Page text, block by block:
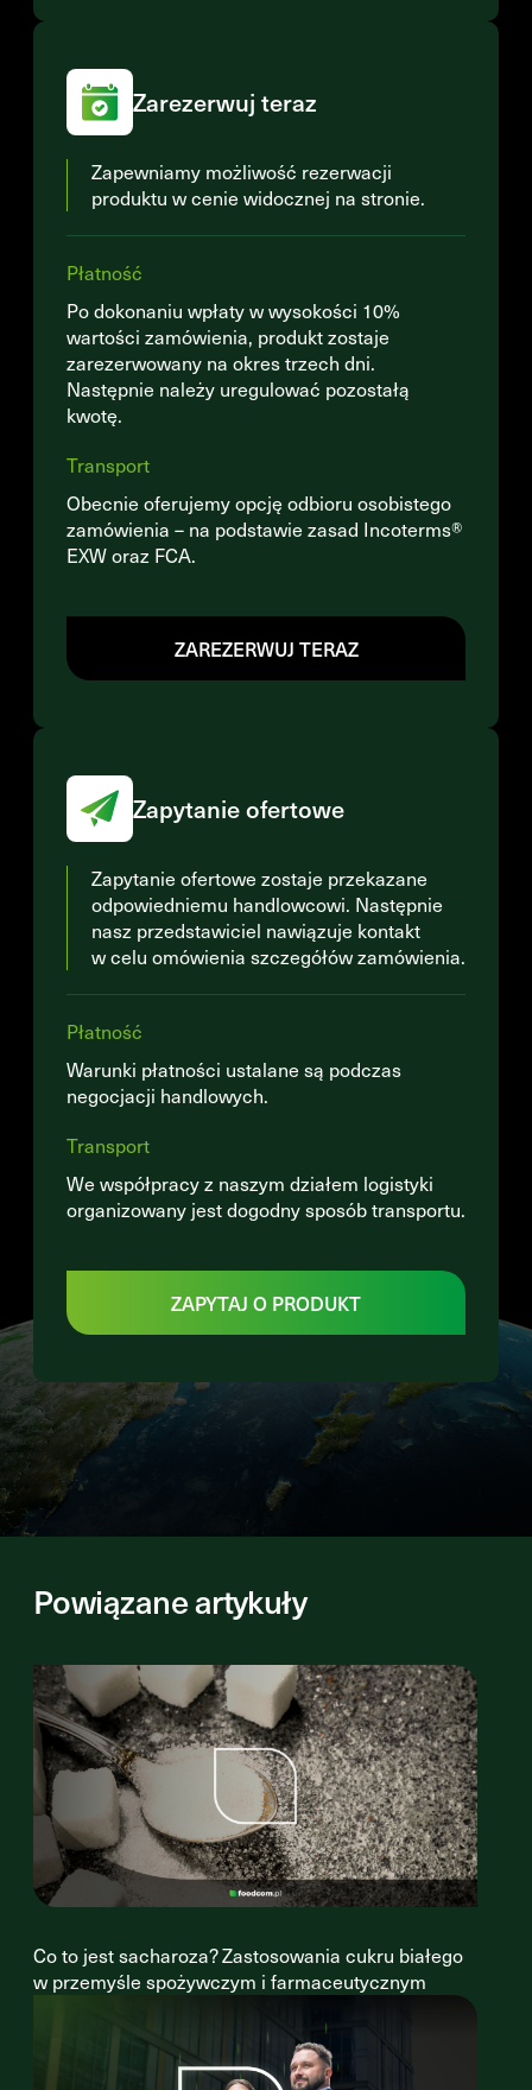
Zarezerwuj teraz
Zapewniamy możliwość rezerwacji
produktu w cenie widocznej na stronie.
Płatność
Po dokonaniu wpłaty w wysokości 10%
wartości zamówienia, produkt zostaje
zarezerwowany na okres trzech dni.
Następnie należy uregulować pozostałą
kwotę.
Transport
Obecnie oferujemy opcję odbioru osobistego
zamówienia – na podstawie zasad Incoterms®
EXW oraz FCA.
ZAREZERWUJ TERAZ
Zapytanie ofertowe
Zapytanie ofertowe zostaje przekazane
odpowiedniemu handlowcowi. Następnie
nasz przedstawiciel nawiązuje kontakt
w celu omówienia szczegółów zamówienia.
Płatność
Warunki płatności ustalane są podczas
negocjacji handlowych.
Transport
We współpracy z naszym działem logistyki
organizowany jest dogodny sposób transportu.
ZAPYTAJ O PRODUKT
Powiązane artykuły
Co to jest sacharoza? Zastosowania cukru białego
w przemyśle spożywczym i farmaceutycznym